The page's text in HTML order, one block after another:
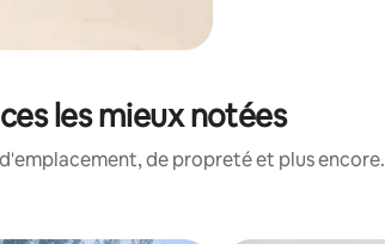
les mieux notées
de propreté et plus encore.